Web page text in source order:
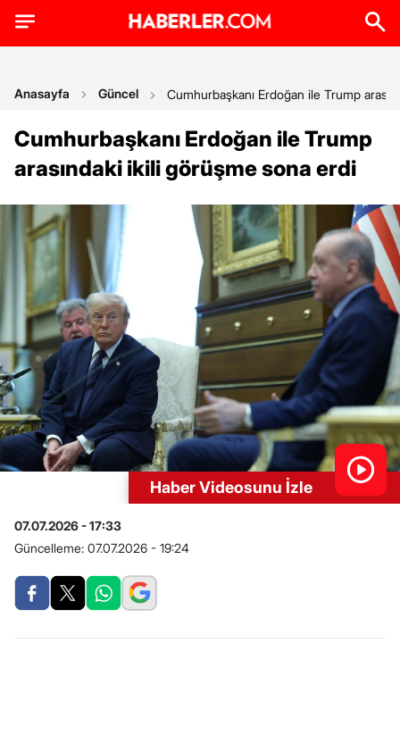
Anasayfa Güncel Cumhurbaşkanı Erdoğan ile Trump
Cumhurbaşkanı Erdoğan ile Trump
arasındaki ikili görüşme sona erdi
Haber Videosunu İzle
07.07.2026 - 17:33
Güncelleme: 07.07.2026 - 19:24